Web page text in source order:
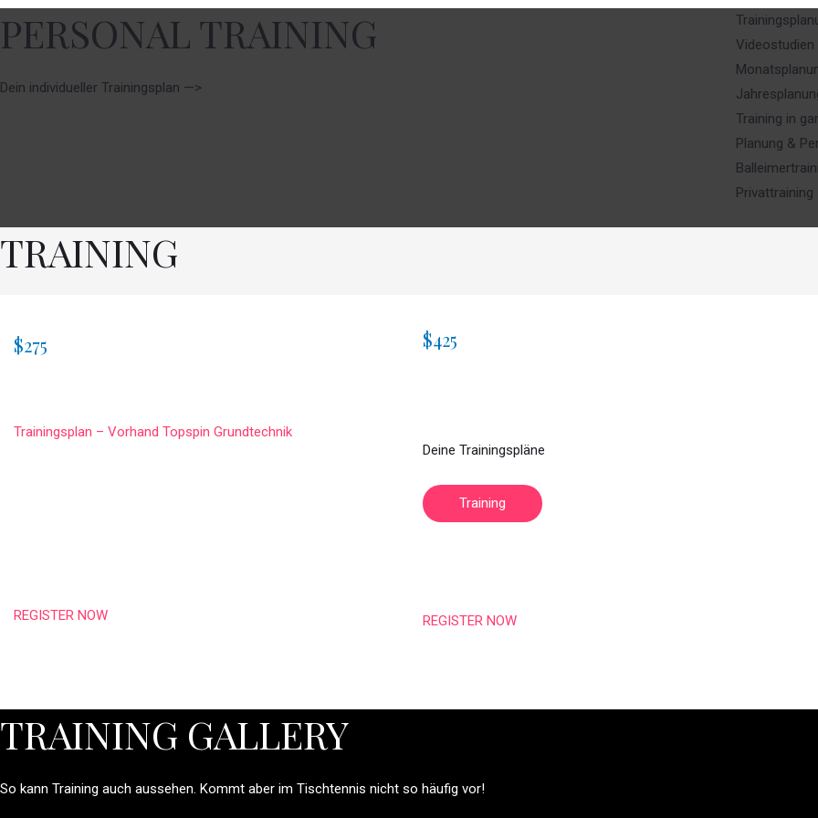
PERSONAL TRAINING
Dein individueller Trainingsplan —>
Videostudien
Training in
Planung &
Privattraining
TRAINING
$275
Trainingsplan – Vorhand Topspin Grundtechnik
REGISTER NOW
$425
Deine Trainingspläne
Training
REGISTER NOW
TRAINING GALLERY
So kann Training auch aussehen. Kommt aber im Tischtennis nicht so häufig vor!